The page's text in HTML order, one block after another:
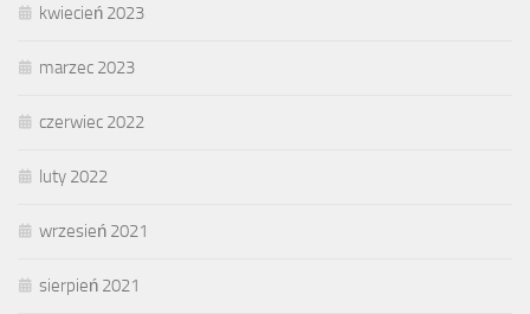
kwiecień 2023
marzec 2023
czerwiec 2022
luty 2022
wrzesień 2021
sierpień 2021